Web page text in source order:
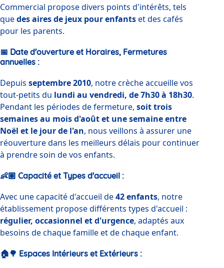
Commercial propose divers points d'intérêts, tels
que des aires de jeux pour enfants et des cafés
pour les parents.
📅 Date d'ouverture et Horaires, Fermetures
annuelles :
Depuis septembre 2010, notre crèche accueille vos
tout-petits du lundi au vendredi, de 7h30 à 18h30.
Pendant les périodes de fermeture, soit trois
semaines au mois d'août et une semaine entre
Noël et le jour de l'an, nous veillons à assurer une
réouverture dans les meilleurs délais pour continuer
à prendre soin de vos enfants.
👶🏽 Capacité et Types d'accueil :
Avec une capacité d'accueil de 42 enfants, notre
régulier, occasionnel et d'urgence, adaptés aux
besoins de chaque famille et de chaque enfant.
🏠🌳 Espaces Intérieurs et Extérieurs :